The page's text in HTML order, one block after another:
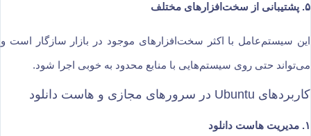
۵. پشتیبانی از سخت‌افزارهای مختلف
این سیستم‌عامل با اکثر سخت‌افزارهای موجود در بازار سازگار است و
می‌تواند حتی روی سیستم‌هایی با منابع محدود به خوبی اجرا شود.
کاربردهای Ubuntu در سرورهای مجازی و هاست دانلود
۱. مدیریت هاست دانلود